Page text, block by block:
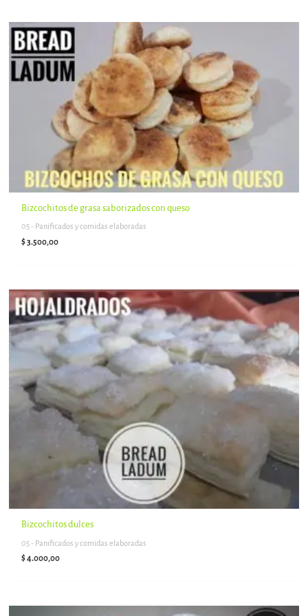
Bizcochitos de grasa saborizados con queso
05 - Panificados y comidas elaboradas
$3.500,00
Bizcochitos dulces
05 - Panificados y comidas elaboradas
$4.000,00